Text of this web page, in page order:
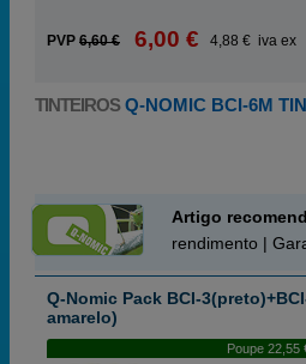
PVP 6,60 € 6,00 € 4,88 € iva ex
TINTEIROS Q-NOMIC BCI-6M
Artigo
rendimento |
Q-Nomic Pack BCI-
amarelo)
Poupe 22,55